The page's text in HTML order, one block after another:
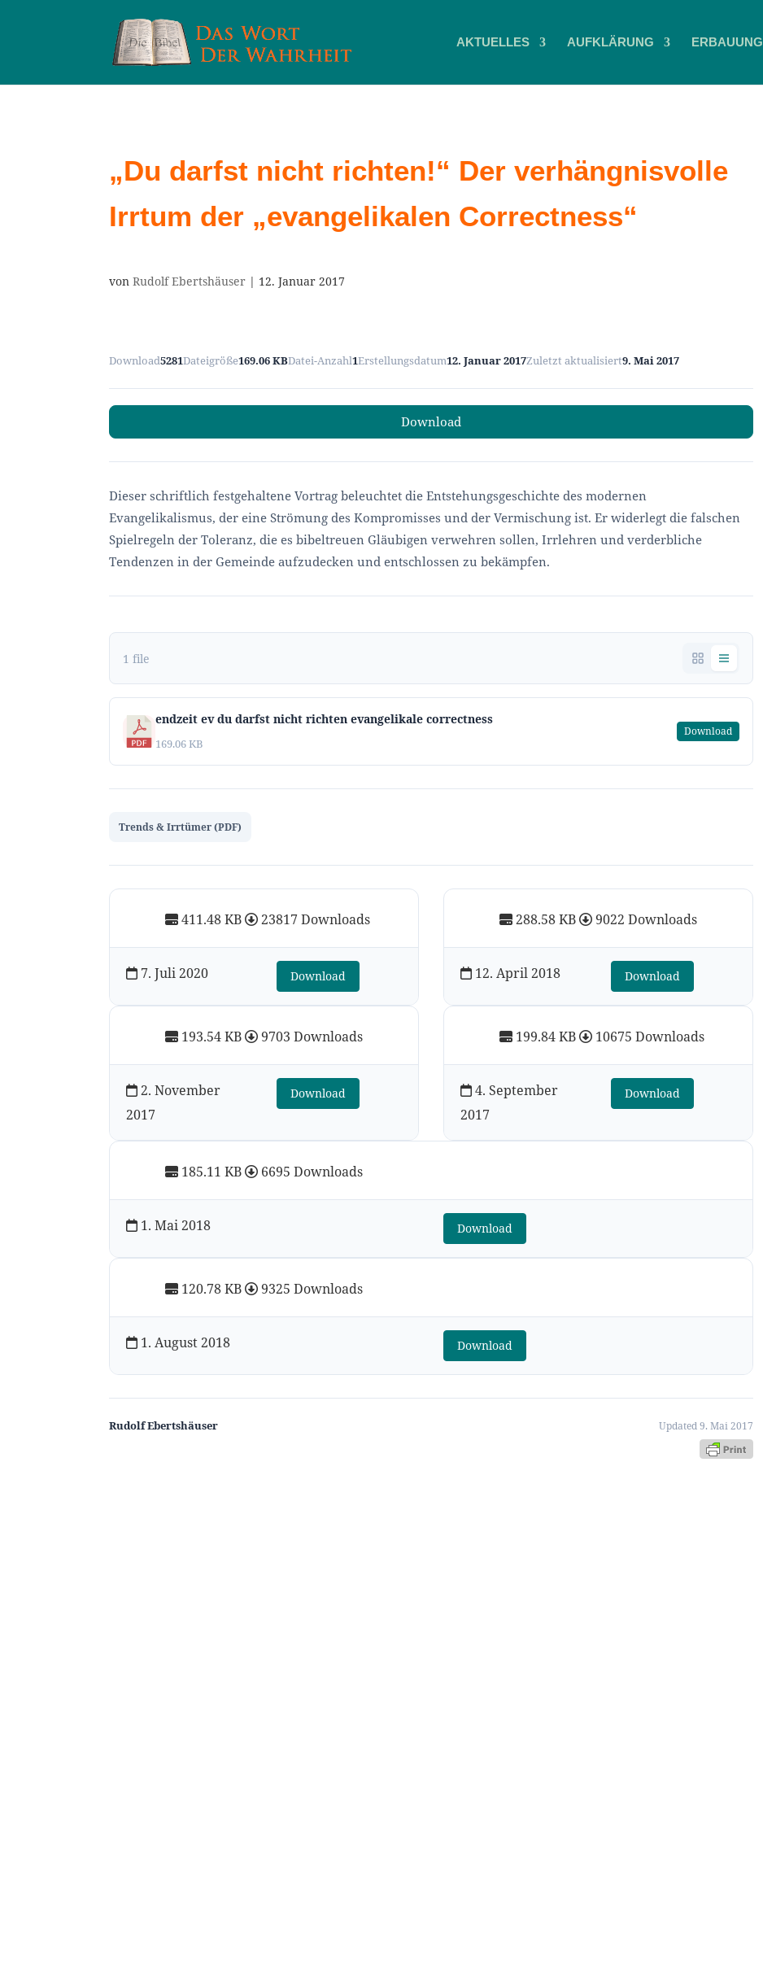
AKTUELLES AUFKLÄRUNG ERBAUUNG
„Du darfst nicht richten!“ Der verhängnisvolle
Irrtum der „evangelikalen Correctness“
vonRudolf Ebertshäuser | 12. Januar 2017
Download5281Dateigröße169.06 KBDatei-Anzahl1Erstellungsdatum12. Januar 2017Zuletzt aktualisiert9. Mai 2017
Download
Dieser schriftlich festgehaltene Vortrag beleuchtet die Entstehungsgeschichte des modernen
Evangelikalismus, der eine Strömung des Kompromisses und der Vermischung ist. Er widerlegt die falschen
Spielregeln der Toleranz, die es bibeltreuen Gläubigen verwehren sollen, Irrlehren und verderbliche
Tendenzen in der Gemeinde aufzudecken und entschlossen zu bekämpfen.
1 file
endzeit ev du darfst nicht richten evangelikale correctness
169.06 KB
Download
Trends & Irrtümer (PDF)
411.48 KB 23817 Downloads
7. Juli 2020 Download
120.78 KB 9325 Downloads
1. August 2018 Download
185.11 KB 6695 Downloads
1. Mai 2018 Download
288.58 KB 9022 Downloads
12. April 2018 Download
193.54 KB 9703 Downloads
2. November
2017
Download
199.84 KB 10675 Downloads
4. September
2017
Download
Rudolf Ebertshäuser Updated 9. Mai 2017